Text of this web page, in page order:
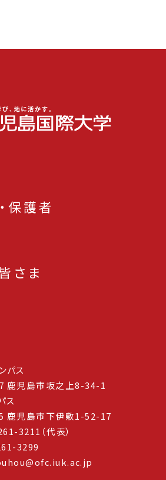
保護者
さま
パス
鹿児島市坂之上8-34-1
ス
鹿児島市下伊敷1-52-17
3211（代表）
3299